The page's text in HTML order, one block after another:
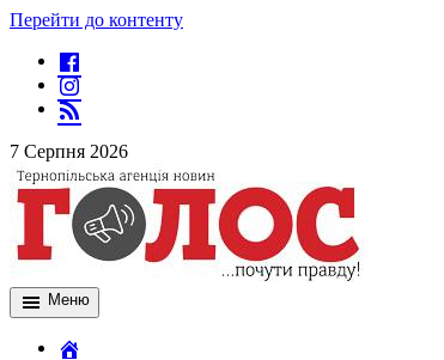
Перейти до контенту
7 Серпня 2026
Меню